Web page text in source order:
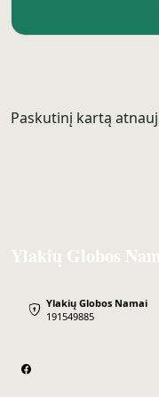
Paskutinį kartą
Ylakių Globos
Ylakių Globos Namai
191549885